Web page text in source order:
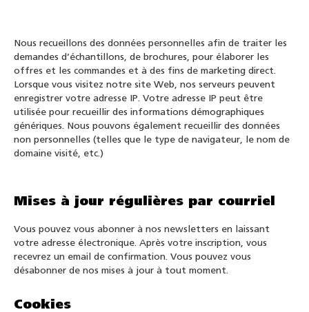
Nous recueillons des données personnelles afin de traiter les
demandes d’échantillons, de brochures, pour élaborer les
offres et les commandes et à des fins de marketing direct.
Lorsque vous visitez notre site Web, nos serveurs peuvent
enregistrer votre adresse IP. Votre adresse IP peut être
utilisée pour recueillir des informations démographiques
génériques. Nous pouvons également recueillir des données
non personnelles (telles que le type de navigateur, le nom de
domaine visité, etc.)
Mises à jour régulières par courriel
Vous pouvez vous abonner à nos newsletters en laissant
votre adresse électronique. Après votre inscription, vous
recevrez un email de confirmation. Vous pouvez vous
désabonner de nos mises à jour à tout moment.
Cookies